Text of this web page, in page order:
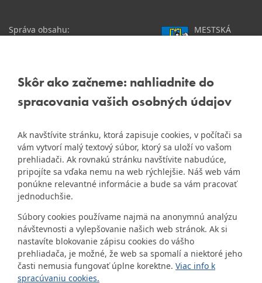
Skôr ako začneme: nahliadnite do
spracovania vašich osobných údajov
Ak navštívite stránku, ktorá zapisuje cookies, v počítači sa
vám vytvorí malý textový súbor, ktorý sa uloží vo vašom
prehliadači. Ak rovnakú stránku navštívite nabudúce,
pripojíte sa vďaka nemu na web rýchlejšie. Náš web vám
ponúkne relevantné informácie a bude sa vám pracovať
jednoduchšie.
Súbory cookies používame najmä na anonymnú analýzu
návštevnosti a vylepšovanie našich web stránok. Ak si
nastavíte blokovanie zápisu cookies do vášho
prehliadača, je možné, že web sa spomalí a niektoré jeho
časti nemusia fungovať úplne korektne. Viac info k
spracúvaniu cookies.
Správa obsahu:
Staršie informácie a dokumenty
starej stránke Dúbravky
Naša mestská časť získala 3.
miesto v súťažiZlatyErb.sk
o
najlepšiu internetovú stránku
samospráv za rok 2020
MESTSKÁ
Žatevná 2, 844 02
IČO: 00603406
DIČ: 2020919120
IČ DPH: Nie sme platca
DPH
Bankové spojenie:
a.s., Mlynské nivy 1, 829 90
Bratislava 25
Číslo účtu v tvare IBAN:
SK31 0200 0000 0000 1012
8032, BIC kód: SUBASKBX